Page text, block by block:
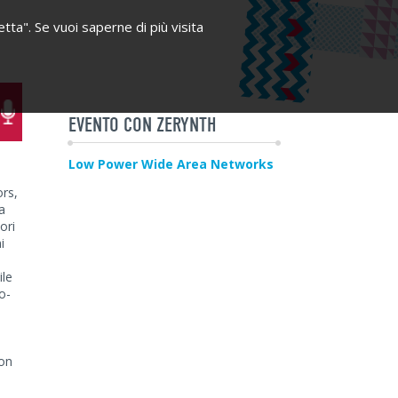
EVENTO CON ZERYNTH
Low Power Wide Area Networks
Se vuoi saperne di più visita